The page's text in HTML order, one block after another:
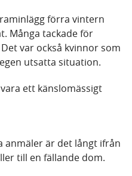
förra vintern
Många tackade för
var också kvinnor som
utsatta situation.
ett känslomässigt
anmäler är det långt ifrån
till en fällande dom.